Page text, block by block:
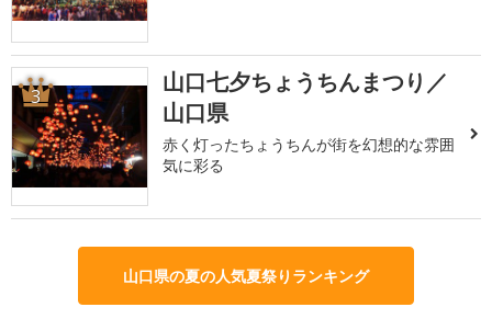
3
山口七夕ちょうちんまつり／
山口県
赤く灯ったちょうちんが街を幻想的な雰囲
気に彩る
山口県の夏の人気夏祭りランキング